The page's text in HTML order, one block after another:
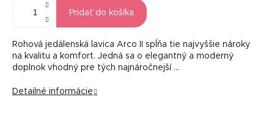
Pridať do košíka
Rohová jedálenská lavica Arco II spĺňa tie najvyššie nároky
na kvalitu a komfort. Jedná sa o elegantný a moderný
doplnok vhodný pre tých najnáročnejší …
Detailné informácie